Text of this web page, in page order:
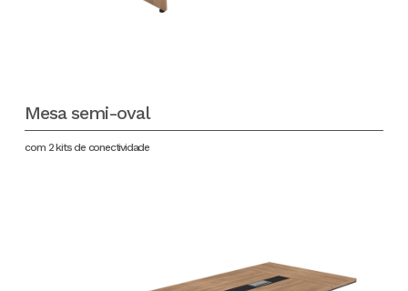
Mesa semi-oval
com 2 kits de conectividade